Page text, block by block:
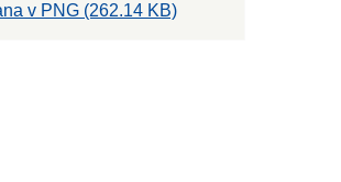
v PNG (262.14 KB)